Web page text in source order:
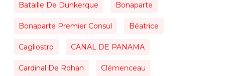
Bataille De Dunkerque Bonaparte
Bonaparte Premier Consul Béatrice
Cagliostro CANAL DE PANAMA
Cardinal De Rohan Clémenceau